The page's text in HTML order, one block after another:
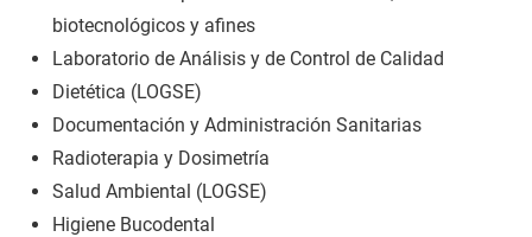
biotecnológicos y afines
Laboratorio de Análisis y de Control de Calidad
Dietética (LOGSE)
Documentación y Administración Sanitarias
Radioterapia y Dosimetría
Salud Ambiental (LOGSE)
Higiene Bucodental